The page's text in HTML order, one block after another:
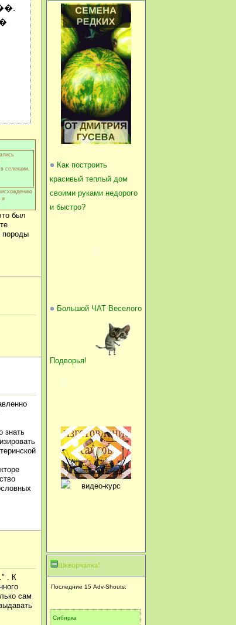
селекции,
и
был
породы
знать
. К
сам
Как построить
красивый теплый дом
своими руками недорого
и быстро?
Большой ЧАТ Веселого
Подворья!
Шкворчалка!
Последние 15 Adv-Shouts:
Сибирка